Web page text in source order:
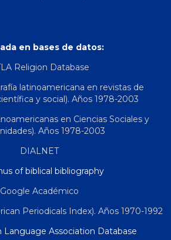
en bases de datos:
Religion Database
latinoamericana en revistas de
y social). Años 1978-2003
en Ciencias Sociales y
Años 1978-2003
DIALNET
of biblical bibliography
Google Académico
Periodicals Index). Años 1970-1992
Language Association Database